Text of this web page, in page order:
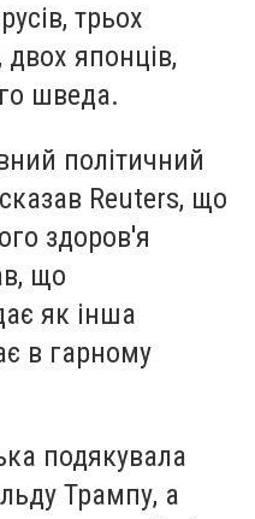
трьох
двох японців,
шведа.
політичний
Reuters, що
здоров'я
що
як інша
в гарному
подякувала
Трампу, а